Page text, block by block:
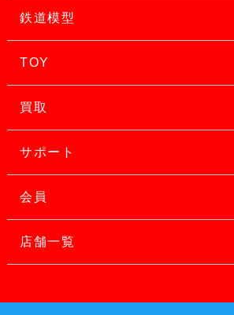
鉄道模型
TOY
買取
サポート
会員
店舗一覧